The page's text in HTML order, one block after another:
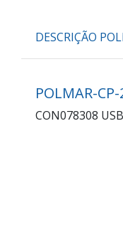
DESCRIÇÃO
POLMAR-
CON078308